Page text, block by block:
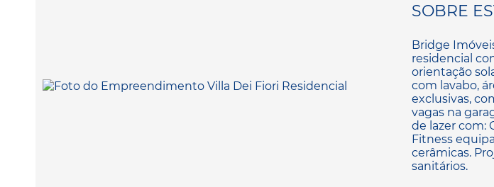
SOBRE
Bridge
residencial
orientação
com lavabo,
exclusivas,
vagas na
de lazer com:
Fitness
cerâmicas.
sanitários.